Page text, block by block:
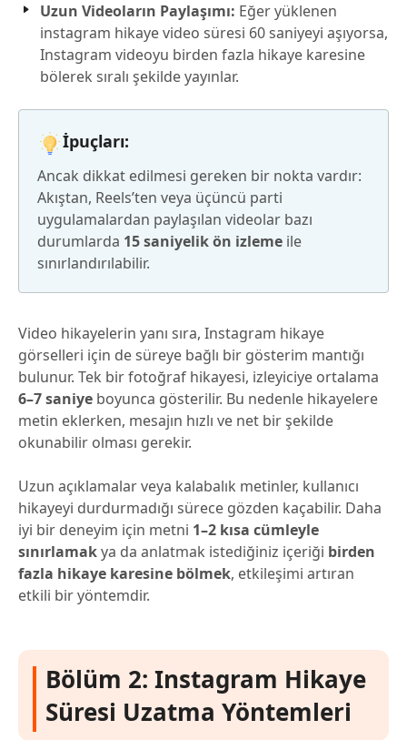
Uzun Videoların Paylaşımı: Eğer yüklenen
instagram hikaye video süresi 60 saniyeyi aşıyorsa,
Instagram videoyu birden fazla hikaye karesine
bölerek sıralı şekilde yayınlar.
İpuçları:
Ancak dikkat edilmesi gereken bir nokta vardır:
Akıştan, Reels’ten veya üçüncü parti
uygulamalardan paylaşılan videolar bazı
durumlarda 15 saniyelik ön izleme ile
sınırlandırılabilir.
Video hikayelerin yanı sıra, Instagram hikaye
görselleri için de süreye bağlı bir gösterim mantığı
bulunur. Tek bir fotoğraf hikayesi, izleyiciye ortalama
6–7 saniye boyunca gösterilir. Bu nedenle hikayelere
metin eklerken, mesajın hızlı ve net bir şekilde
okunabilir olması gerekir.
Uzun açıklamalar veya kalabalık metinler, kullanıcı
hikayeyi durdurmadığı sürece gözden kaçabilir. Daha
iyi bir deneyim için metni 1–2 kısa cümleyle
sınırlamakya da anlatmak istediğiniz içeriği birden
fazla hikaye karesine bölmek, etkileşimi artıran
etkili bir yöntemdir.
Bölüm 2: Instagram Hikaye
Süresi Uzatma Yöntemleri